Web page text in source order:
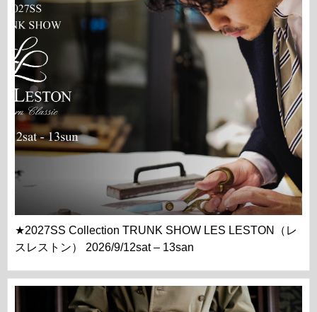
★2027SS Collection TRUNK SHOW LES LESTON（レ
スレストン） 2026/9/12sat – 13san